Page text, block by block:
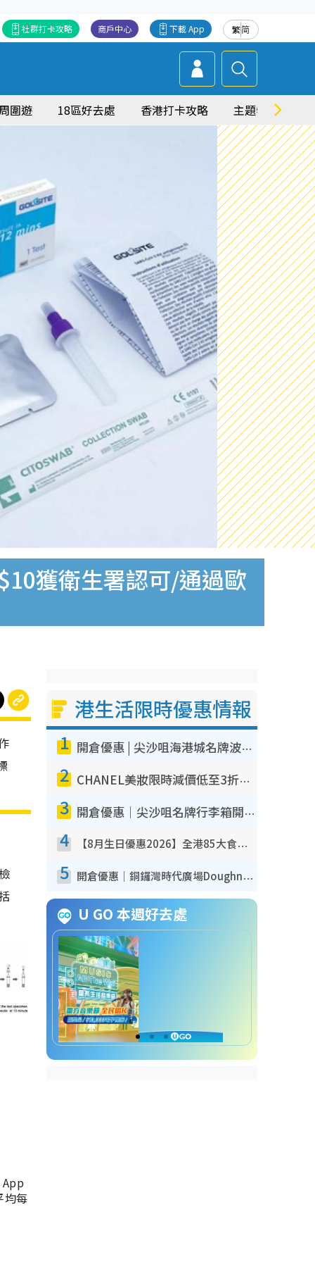
繁简
下載 App
商戶中心
社群打卡攻略
圍遊 18區好去處 香港打卡攻略 主題特集
獲衛生署認可/通過歐
均每
港生活限時優惠情報
1 開倉優惠 | 尖沙咀海港城名牌波鞋開倉低至1折！On鞋$899起／Joy&Peace鞋履$98起
2 CHANEL美妝限時減價低至3折！人氣粉底/唇膏/精華液低至$275！COCO香水都有平
3 開倉優惠｜尖沙咀名牌行李箱開倉低至4折！一連5日 American Tourister/ace./Hallmark $200起！
4 【8月生日優惠2026】全港85大食買玩著數攻略 自助餐/火鍋放題同行免費＋誠品/DONKI送現金券
5 開倉優惠｜銅鑼灣時代廣場Doughnut/Campo Marzio開倉低至1折！背囊、書包、手袋劈價$200起
U GO 本週好去處